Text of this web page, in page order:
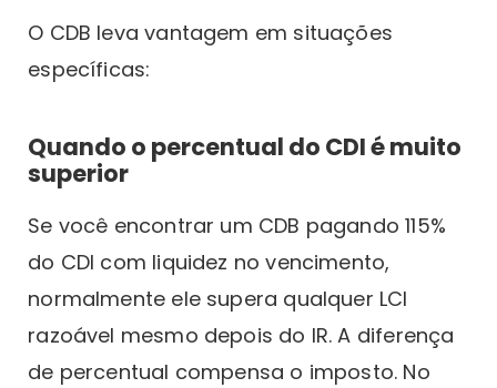
O CDB leva vantagem em situações
específicas:
Quando o percentual do CDI é muito
superior
Se você encontrar um CDB pagando 115%
do CDI com liquidez no vencimento,
normalmente ele supera qualquer LCI
razoável mesmo depois do IR. A diferença
de percentual compensa o imposto. No